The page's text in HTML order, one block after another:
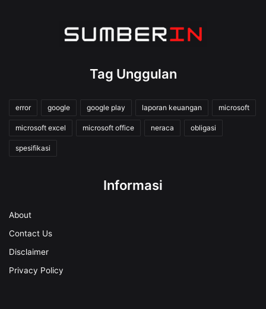
Tag Unggulan
error google google play laporan keuangan microsoft
microsoft excel microsoft office neraca obligasi
spesifikasi
Informasi
About
Contact Us
Disclaimer
Privacy Policy